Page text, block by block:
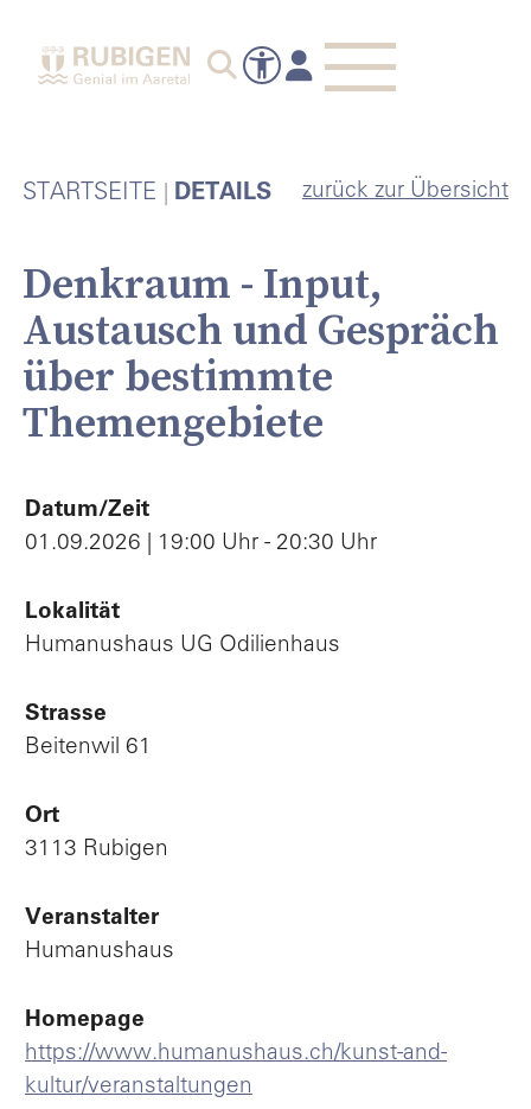
STARTSEITE DETAILS zurück zur Übersicht
Denkraum - Input,
Austausch und Gespräch
über bestimmte
Themengebiete
Datum/Zeit
01.09.2026 | 19:00 Uhr - 20:30 Uhr
Lokalität
Humanushaus UG Odilienhaus
Strasse
Beitenwil 61
Ort
3113 Rubigen
Veranstalter
Humanushaus
Homepage
https://www.humanushaus.ch/kunst-and-
kultur/veranstaltungen